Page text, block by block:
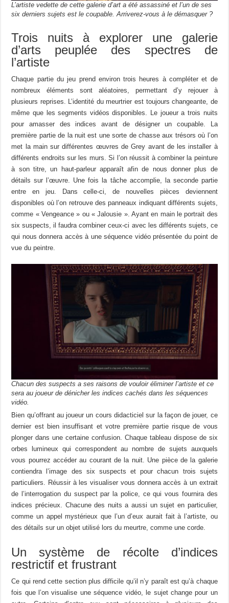
L’artiste vedette de cette galerie d’art a été assassiné et l’un de ses
six derniers sujets est le coupable. Arriverez-vous à le démasquer ?
Trois nuits à explorer une galerie
d’arts peuplée des spectres de
l’artiste
Chaque partie du jeu prend environ trois heures à compléter et de
nombreux éléments sont aléatoires, permettant d’y rejouer à
plusieurs reprises. L’identité du meurtrier est toujours changeante, de
même que les segments vidéos disponibles. Le joueur a trois nuits
pour amasser des indices avant de désigner un coupable. La
première partie de la nuit est une sorte de chasse aux trésors où l’on
met la main sur différentes œuvres de Grey avant de les installer à
différents endroits sur les murs. Si l’on réussit à combiner la peinture
à son titre, un haut-parleur apparaît afin de nous donner plus de
détails sur l’œuvre. Une fois la tâche accomplie, la seconde partie
entre en jeu. Dans celle-ci, de nouvelles pièces deviennent
disponibles où l’on retrouve des panneaux indiquant différents sujets,
comme « Vengeance » ou « Jalousie ». Ayant en main le portrait des
six suspects, il faudra combiner ceux-ci avec les différents sujets, ce
qui nous donnera accès à une séquence vidéo présentée du point de
vue du peintre.
Chacun des suspects a ses raisons de vouloir éliminer l’artiste et ce
sera au joueur de dénicher les indices cachés dans les séquences
vidéo.
Bien qu’offrant au joueur un cours didacticiel sur la façon de jouer, ce
dernier est bien insuffisant et votre première partie risque de vous
plonger dans une certaine confusion. Chaque tableau dispose de six
orbes lumineux qui correspondent au nombre de sujets auxquels
vous pourrez accéder au courant de la nuit. Une pièce de la galerie
contiendra l’image des six suspects et pour chacun trois sujets
particuliers. Réussir à les visualiser vous donnera accès à un extrait
de l’interrogation du suspect par la police, ce qui vous fournira des
indices précieux. Chacune des nuits a aussi un sujet en particulier,
comme un appel mystérieux que l’un d’eux aurait fait à l’artiste, ou
des détails sur un objet utilisé lors du meurtre, comme une corde.
Un système de récolte d’indices
restrictif et frustrant
Ce qui rend cette section plus difficile qu’il n’y paraît est qu’à chaque
fois que l’on visualise une séquence vidéo, le sujet change pour un